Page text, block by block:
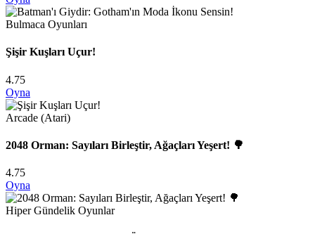
Bulmaca Oyunları
Şişir Kuşları Uçur!
4.75
Oyna
Arcade (Atari)
2048 Orman: Sayıları Birleştir, Ağaçları Yeşert! 🌳
4.75
Oyna
Hiper Gündelik Oyunlar